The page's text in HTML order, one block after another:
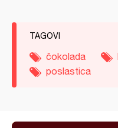
TAGOVI
čokolada
poslastica